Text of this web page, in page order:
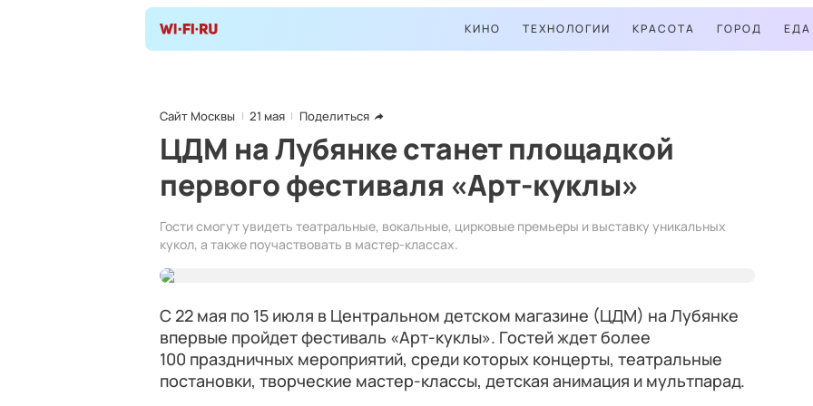
КИНО ТЕХНОЛОГИИ КРАСОТА ГОРОД ЕДА
Сайт Москвы 21 мая Поделиться
ЦДМ на Лубянке станет площадкой
первого фестиваля «Арт-куклы»
Гости смогут увидеть театральные, вокальные, цирковые премьеры и выставку уникальных
кукол, а также поучаствовать в мастер-классах.
С 22 мая по 15 июля в Центральном детском магазине (ЦДМ) на Лубянке
впервые пройдет фестиваль «Арт-куклы». Гостей ждет более
100 праздничных мероприятий, среди которых концерты, театральные
постановки, творческие мастер-классы, детская анимация и мультпарад.